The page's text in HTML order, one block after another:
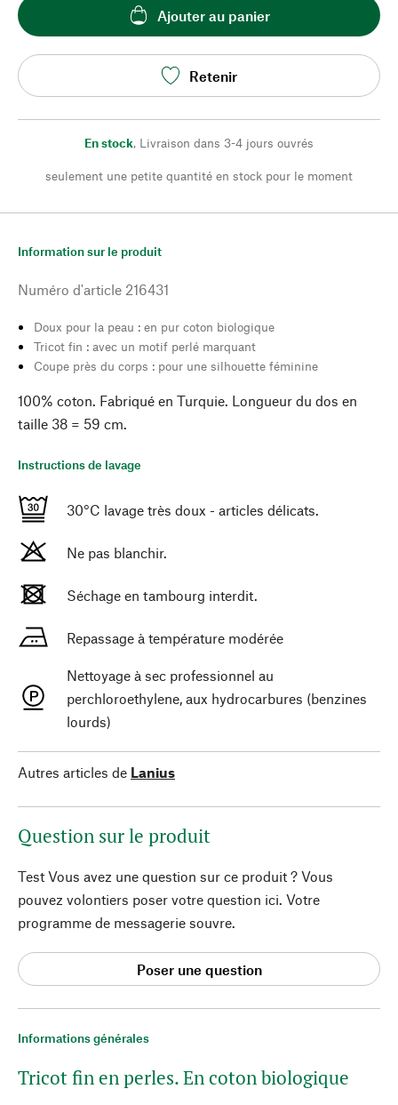
Ajouter au panier
Retenir
En stock, Livraison dans 3-4 jours ouvrés
seulement une petite quantité en stock pour le moment
Informations générales
Tricot fin en perles. En coton biologique
Information sur le produit
Numéro d'article 216431
Doux pour la peau : en pur coton biologique
Tricot fin : avec un motif perlé marquant
Coupe près du corps : pour une silhouette féminine
100% coton. Fabriqué en Turquie. Longueur du dos en
taille 38 = 59 cm.
Instructions de lavage
30°C lavage très doux - articles délicats.
Ne pas blanchir.
Séchage en tambourg interdit.
Repassage à température modérée
Nettoyage à sec professionnel au
perchloroethylene, aux hydrocarbures (benzines
lourds)
Autres articles de Lanius
Question sur le produit
Test Vous avez une question sur ce produit ? Vous
pouvez volontiers poser votre question ici. Votre
programme de messagerie souvre.
Poser une question